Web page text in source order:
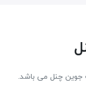
جوین چنل می باشد.